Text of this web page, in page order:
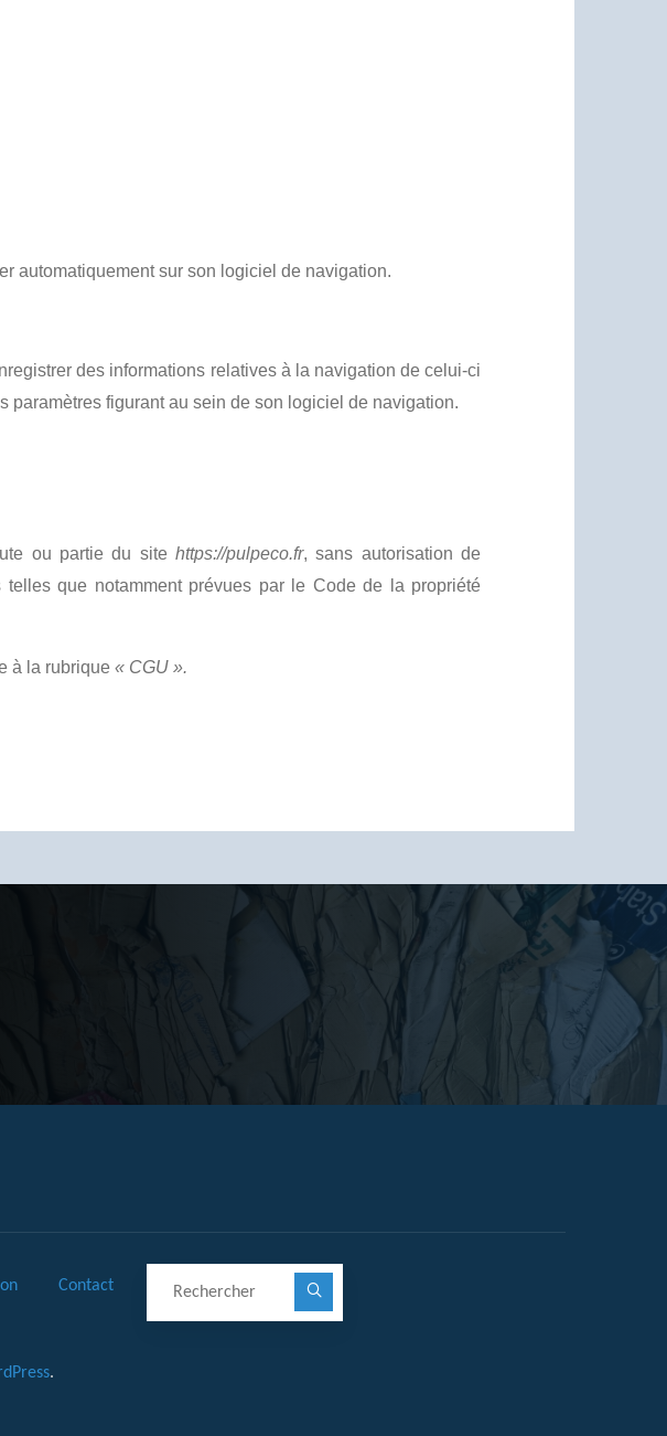
automatiquement sur son logiciel de navigation.
des informations relatives à la navigation de celui-ci
paramètres figurant au sein de son logiciel de navigation.
ou partie du sitehttps://pulpeco.fr, sans autorisation de
que notamment prévues par le Code de la propriété
à la rubrique « CGU ».
Contact
.